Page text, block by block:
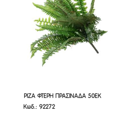
ΡΙΖΑ ΦΤΕΡΗ ΠΡΑΣΙΝΑΔΑ 50ΕΚ
ΡΙΖΑ ΦΤΕΡΗ ΠΡΑΣΙΝΑΔΑ 50ΕΚ
Κωδ.: 92272